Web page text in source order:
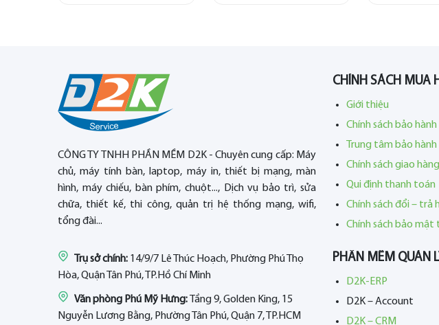
CÔNG TY TNHH PHẦN MỀM D2K - Chuyên cung cấp: Máy
chủ, máy tính bàn, laptop, máy in, thiết bị mạng, màn
hình, máy chiếu, bàn phím, chuột..., Dịch vụ bảo trì, sửa
chữa, thiết kế, thi công, quản trị hệ thống mạng, wifi,
tổng đài...
Trụ sở chính: 14/9/7 Lê Thúc Hoạch, Phường Phú Thọ
Hòa, Quận Tân Phú, TP.Hồ Chí Minh
Văn phòng Phú Mỹ Hưng:
Tầng 9, Golden King, 15
Nguyễn Lương Bằng, Phường Tân Phú, Quận 7, TP.HCM
CHÍNH SÁCH MUA
Giới thiệu
Chính sách bảo hành
Trung tâm bảo hành
Chính sách giao hàng
Qui định thanh toán
Chính sách đổi – trả
Chính sách bảo mật
PHẦN MỀM QUẢN
D2K-ERP
D2K – Account
D2K – CRM